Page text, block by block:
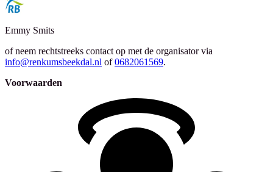
Emmy Smits
of neem rechtstreeks contact op met de organisator via
info@renkumsbeekdal.nl of 0682061569.
Voorwaarden